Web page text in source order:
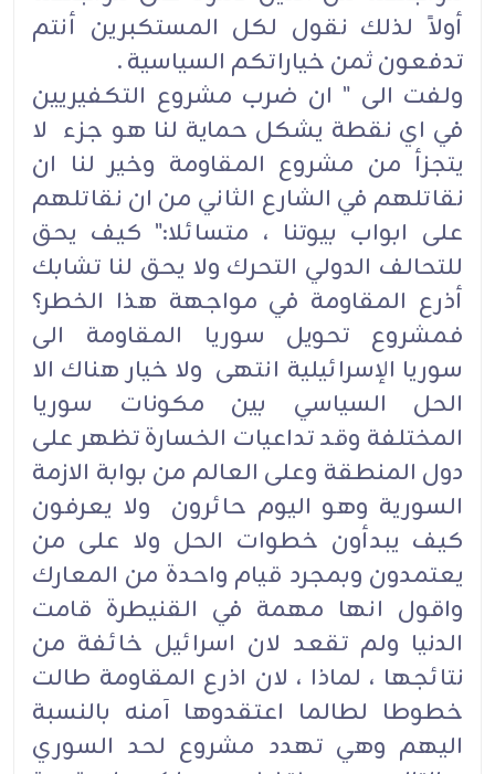
أولاً لذلك نقول لكل المستكبرين أنتم
تدفعون ثمن خياراتكم السياسية .
ولفت الى " ان ضرب مشروع التكفيريين
في اي نقطة يشكل حماية لنا هو جزء لا
يتجزأ من مشروع المقاومة وخير لنا ان
نقاتلهم في الشارع الثاني من ان نقاتلهم
على ابواب بيوتنا ، متسائلا:" كيف يحق
للتحالف الدولي التحرك ولا يحق لنا تشابك
أذرع المقاومة في مواجهة هذا الخطر؟
فمشروع تحويل سوريا المقاومة الى
سوريا الإسرائيلية انتهى ولا خيار هناك الا
الحل السياسي بين مكونات سوريا
المختلفة وقد تداعيات الخسارة تظهر على
دول المنطقة وعلى العالم من بوابة الازمة
السورية وهو اليوم حائرون ولا يعرفون
كيف يبدأون خطوات الحل ولا على من
يعتمدون وبمجرد قيام واحدة من المعارك
واقول انها مهمة في القنيطرة قامت
الدنيا ولم تقعد لان اسرائيل خائفة من
نتائجها ، لماذا ، لان اذرع المقاومة طالت
خطوطا لطالما اعتقدوها آمنه بالنسبة
اليهم وهي تهدد مشروع لحد السوري